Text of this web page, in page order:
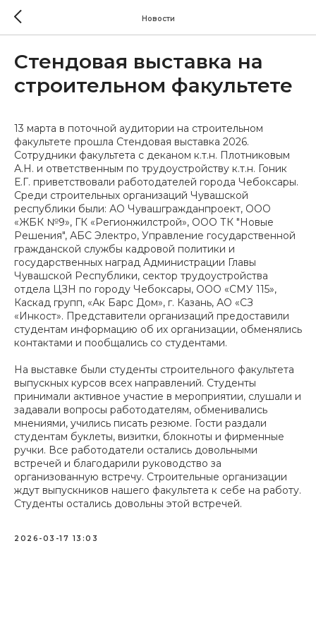
Новости
Стендовая выставка на
строительном факультете
13 марта в поточной аудитории на строительном
факультете прошла Стендовая выставка 2026.
Сотрудники факультета с деканом к.т.н. Плотниковым
А.Н. и ответственным по трудоустройству к.т.н. Гоник
Е.Г. приветствовали работодателей города Чебоксары.
Среди строительных организаций Чувашской
республики были: АО Чувашгражданпроект, ООО
«ЖБК №9», ГК «Регионжилстрой», ООО ТК "Новые
Решения", АБС Электро, Управление государственной
гражданской службы кадровой политики и
государственных наград Администрации Главы
Чувашской Республики, сектор трудоустройства
отдела ЦЗН по городу Чебоксары, ООО «СМУ 115»,
Каскад групп, «Ак Барс Дом», г. Казань, АО «СЗ
«Инкост». Представители организаций предоставили
студентам информацию об их организации, обменялись
контактами и пообщались со студентами.
На выставке были студенты строительного факультета
выпускных курсов всех направлений. Студенты
принимали активное участие в мероприятии, слушали и
задавали вопросы работодателям, обменивались
мнениями, учились писать резюме. Гости раздали
студентам буклеты, визитки, блокноты и фирменные
ручки. Все работодатели остались довольными
встречей и благодарили руководство за
организованную встречу. Строительные организации
ждут выпускников нашего факультета к себе на работу.
Студенты остались довольны этой встречей.
2026-03-17 13:03